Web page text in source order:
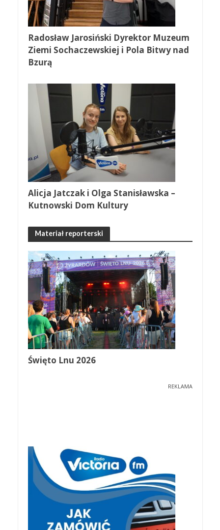
Radosław Jarosiński Dyrektor Muzeum
Ziemi Sochaczewskiej i Pola Bitwy nad
Bzurą
Alicja Jatczak i Olga Stanisławska –
Kutnowski Dom Kultury
Materiał reporterski
Święto Lnu 2026
REKLAMA